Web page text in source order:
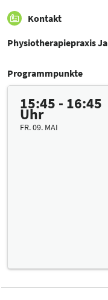
Kontakt
Physiotherapiepraxis
Programmpunkte
15:45 - 16:45
Uhr
FR. 09. MAI